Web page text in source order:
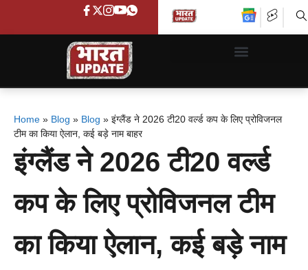
Home » Blog » Blog » इंग्लैंड ने 2026 टी20 वर्ल्ड कप के लिए प्रोविजनल
टीम का किया ऐलान, कई बड़े नाम बाहर
इंग्लैंड ने 2026 टी20 वर्ल्ड
कप के लिए प्रोविजनल टीम
का किया ऐलान, कई बड़े नाम